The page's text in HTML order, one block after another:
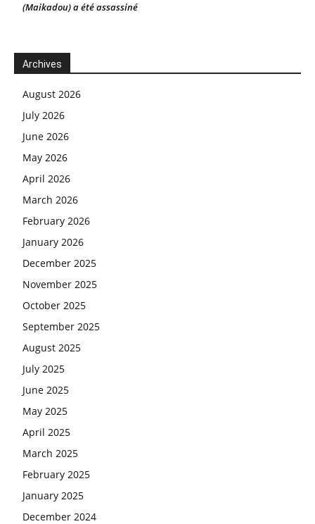
(Maikadou) a été assassiné
Archives
August 2026
July 2026
June 2026
May 2026
April 2026
March 2026
February 2026
January 2026
December 2025
November 2025
October 2025
September 2025
August 2025
July 2025
June 2025
May 2025
April 2025
March 2025
February 2025
January 2025
December 2024